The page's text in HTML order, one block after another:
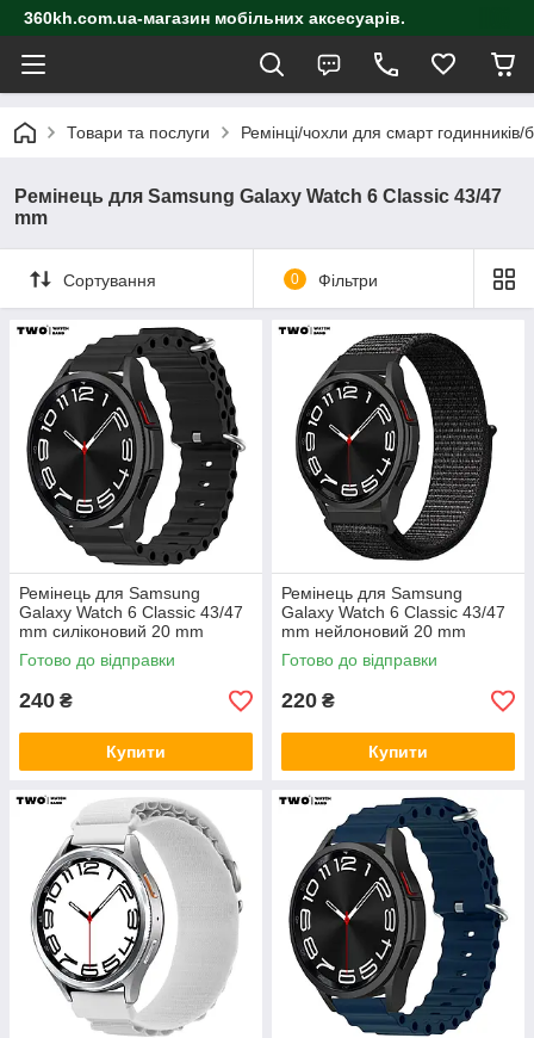
360kh.com.ua-магазин мобільних аксесуарів.
Товари та послуги Ремінці/чохли для смарт годинників/
Ремінець для Samsung Galaxy Watch 6 Classic 43/47
mm
Сортування 0 Фільтри
Ремінець для Samsung
Galaxy Watch 6 Classic 43/47
mm силіконовий 20 mm
Чорний
Готово до відправки
240 ₴
Купити
Ремінець для Samsung
Galaxy Watch 6 Classic 43/47
mm нейлоновий 20 mm
Чорний
Готово до відправки
220 ₴
Купити